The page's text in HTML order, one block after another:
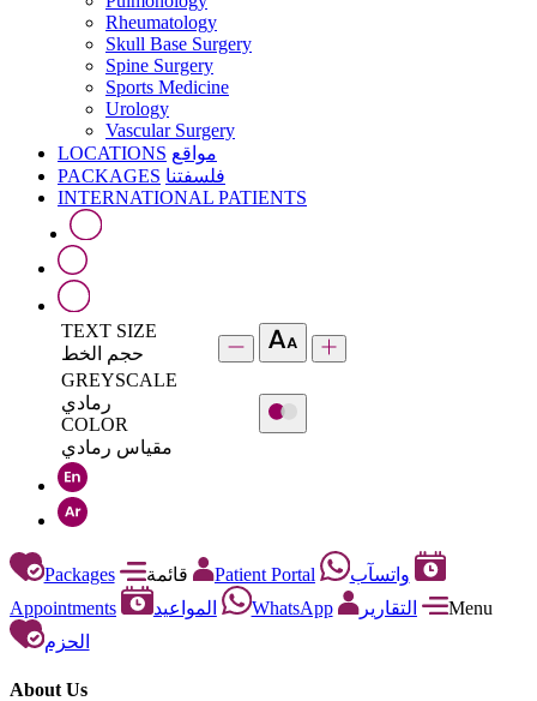
Rheumatology
Skull Base Surgery
Spine Surgery
Sports Medicine
Urology
Vascular Surgery
LOCATIONS مواقع
PACKAGES فلسفتنا
INTERNATIONAL PATIENTS
TEXT SIZE
حجم الخط
GREYSCALE
رمادي
COLOR
مقياس رمادي
Packages Patient Portal
واتسآب
Appointments
المواعيد WhatsApp التقارير
Menu
الحزم
About Us